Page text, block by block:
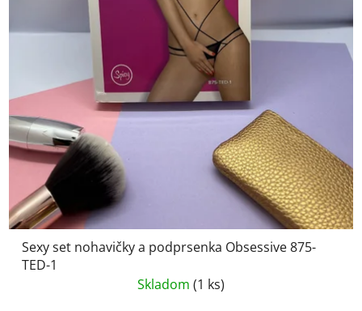
Sexy set nohavičky a podprsenka Obsessive 875-
TED-1
Skladom (1 ks)